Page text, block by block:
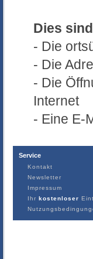
Dies
- Die
- Die
- Die
Internet
- Eine E-
Service
Kontakt
Newsletter
Impressum
Ihr kostenloser